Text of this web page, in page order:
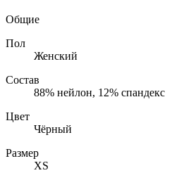
Общие
Пол
Женский
Состав
88% нейлон, 12% спандекс
Цвет
Чёрный
Размер
XS